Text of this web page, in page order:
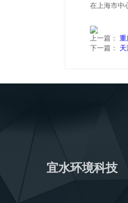
在上海市中
上一篇：
重
下一篇：
宜水环境科技